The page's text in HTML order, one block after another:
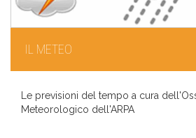
IL METEO
Le previsioni del tempo a cura
Meteorologico dell'ARPA